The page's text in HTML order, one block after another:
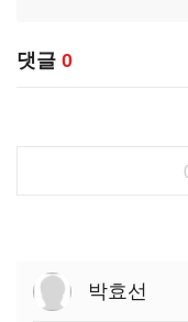
댓글 0
박효선